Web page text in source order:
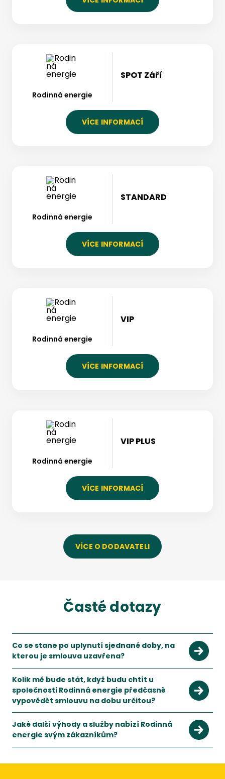
Rodinná energie
SPOT Září
VÍCE INFORMACÍ
Rodinná energie
STANDARD
VÍCE INFORMACÍ
Rodinná energie
VIP
VÍCE INFORMACÍ
Rodinná energie
VIP PLUS
VÍCE INFORMACÍ
VÍCE O DODAVATELI
Časté dotazy
Co se stane po uplynutí sjednané doby, na
kterou je smlouva uzavřena?
S novelou energetického zákona k 1.1.2022 jsou
Kolik mě bude stát, když budu chtít u
společnosti Rodinná energie předčasně
vypovědět smlouvu na dobu určitou?
Při předčasném vypovězení smlouvy budete muset zaplatit
Jaké další výhody a služby nabízí Rodinná
energie svým zákazníkům?
V rámci řady PLUS můžete využívat služby finančního a